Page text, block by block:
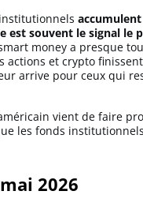
est souvent le signal le
money a presque
et crypto
arrive pour ceux qui
vient de faire
les fonds
2026